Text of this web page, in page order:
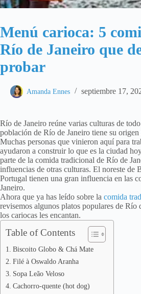
Menú carioca: 5
Río de Janeiro que
probar
Amanda Ennes septiembre 17,
Río de Janeiro reúne varias culturas de
población de Río de Janeiro tiene su origen
Muchas personas que vinieron aquí para
ayudaron a construir lo que es la ciudad
parte de la comida tradicional de Río de
influencias de otras culturas. El noreste de
Portugal tienen una gran influencia en las
Janeiro.
Ahora que ya has leído sobre la comida
revisemos algunos platos populares de Río
los cariocas les encantan.
Table of Contents
Biscoito Globo & Chá Mate
Filé à Oswaldo Aranha
Sopa Leão Veloso
Cachorro-quente (hot dog)